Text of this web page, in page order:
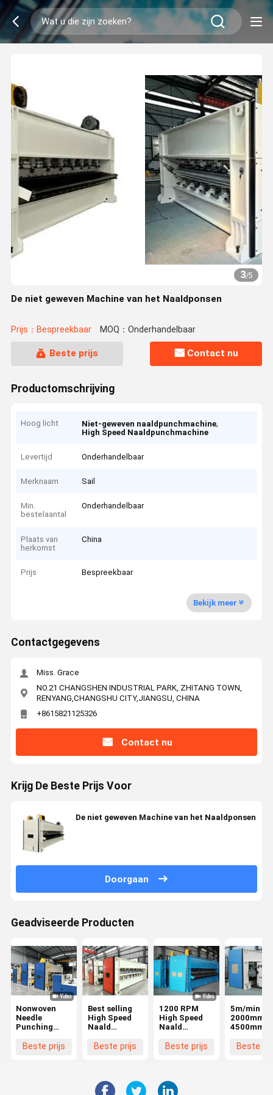
3/5
De niet geweven Machine van het Naaldponsen
Prijs：Bespreekbaar MOQ：Onderhandelbaar
Beste prijs Contact nu
Productomschrijving
Hoog licht Niet-geweven naaldpunchmachine,
High Speed Naaldpunchmachine
Levertijd Onderhandelbaar
Merknaam Sail
Min.
bestelaantal
Onderhandelbaar
Plaats van
herkomst
China
Prijs Bespreekbaar
Bekijk meer
Contactgegevens
Miss. Grace
NO.21 CHANGSHEN INDUSTRIAL PARK, ZHITANG TOWN,
RENYANG,CHANGSHU CITY,JIANGSU, CHINA
+8615821125326
Contact nu
Krijg De Beste Prijs Voor
De niet geweven Machine van het Naaldponsen
Doorgaan
Geadviseerde Producten
Nonwoven
Needle
Punching
Beste prijs
Best selling
High Speed
Naald
Machine met
systeem
Beste prijs
1200 RPM
High Speed
Naald
Machine
productielijn
Beste prijs
5m/min
2000mm ~
4500mm
Beste